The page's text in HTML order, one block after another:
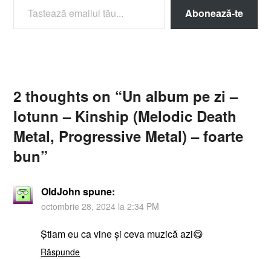
Abonează-te
2 thoughts on “Un album pe zi –
Iotunn – Kinship (Melodic Death
Metal, Progressive Metal) – foarte
bun”
OldJohn spune:
octombrie 28, 2024 la 2:34 PM
Știam eu ca vine și ceva muzică azi😋
Răspunde